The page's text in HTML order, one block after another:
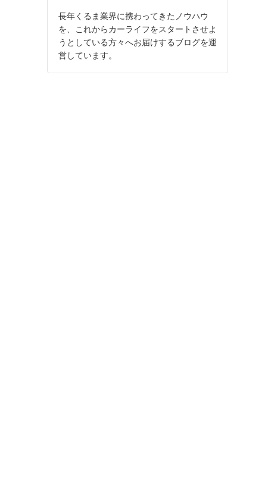
長年くるま業界に携わってきたノウハウ
を、これからカーライフをスタートさせよ
うとしている方々へお届けするブログを運
営しています。